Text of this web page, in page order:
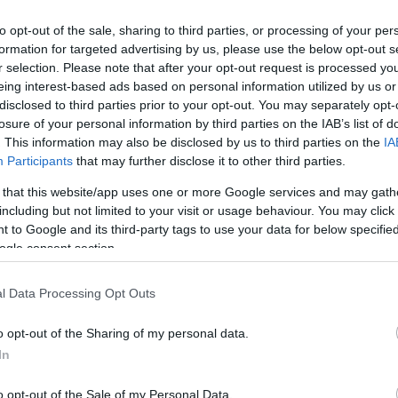
opt-out of the sale, sharing to third parties, or processing of your
for targeted advertising by us, please use the below opt-out
selection. Please note that after your opt-out request is processed
interest-based ads based on personal information utilized by us
to third parties prior to your opt-out. You may separately
of your personal information by third parties on the IAB’s list of
This information may also be disclosed by us to third parties on the
Participants that may further disclose it to other third parties.
that this website/app uses one or more Google services and may
but not limited to your visit or usage behaviour. You may
to Google and its third-party tags to use your data for below
consent section.
Data Processing Opt Outs
opt-out of the Sharing of my personal data.
opt-out of the Sale of my Personal Data.
Bori Zoltánnal, a Ceglédi Rendőrkapitányság
vezetőjével folytatott megbeszélést
pénteken Pető Zsolt. Az abonyi polgármester
a városházán fogadta az új ceglédi
rendőrkapitányt. Ahogyan arról korábban
beszámoltunk, a Ceglédi Rendőrkapitányság
kapitányságvezetői feladataival február 1-jei
hatállyal Bori Zoltán alezredest bízta meg a
Pest Vármegyei Rendőr-főkapitányság
vezetője. A januári képviselő- testületi ülésen
támogatták az új rendőri vezető kinevezését.
A város első embere megjegyezte, hogy az
nevezhető. A városvezetés minden lehetséges